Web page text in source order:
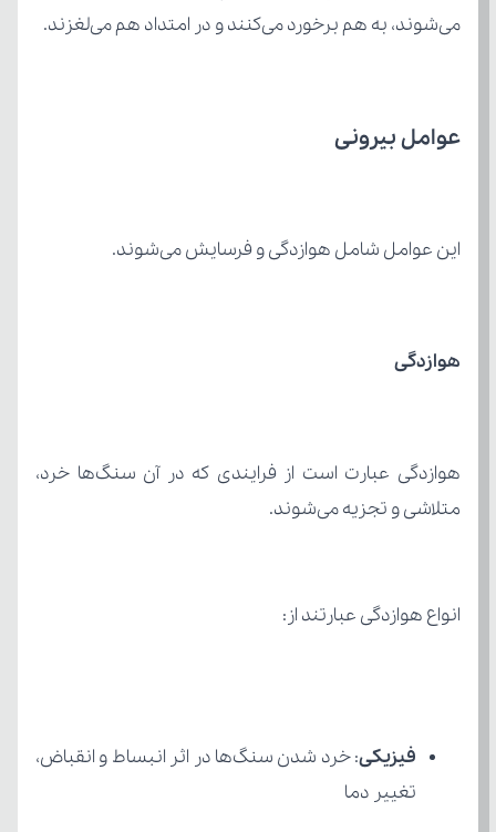
می‌شوند، به هم برخورد می‌کنند و در امتداد هم می‌لغزند.
عوامل بیرونی
این عوامل شامل هوازدگی و فرسایش می‌شوند.
هوازدگی
متلاشی و تجزیه می‌شوند.
انواع هوازدگی عبارتند از:
فیزیکی
تغییر دما